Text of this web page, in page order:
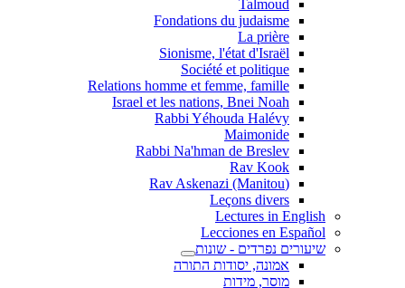
Talmoud
Fondations du judaisme
La prière
Sionisme, l'état d'Israël
Société et politique
Relations homme et femme, famille
Israel et les nations, Bnei Noah
Rabbi Yéhouda Halévy
Maimonide
Rabbi Na'hman de Breslev
Rav Kook
(Rav Askenazi (Manitou
Leçons divers
Lectures in English
Lecciones en Español
שיעורים נפרדים - שונות
אמונה, יסודות התורה
מוסר, מידות